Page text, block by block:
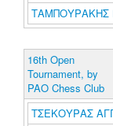
ΤΑΜΠΟΥΡΑΚΗΣ
16th Open
Tournament, by
PAO Chess Club
ΤΣΕΚΟΥΡΑΣ